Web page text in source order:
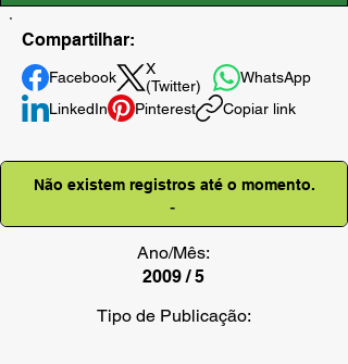
Compartilhar:
Facebook
X
(Twitter)
WhatsApp
LinkedIn
Pinterest Copiar link
Não existem registros até o momento.
-
Ano/Mês:
2009 / 5
Tipo de Publicação: